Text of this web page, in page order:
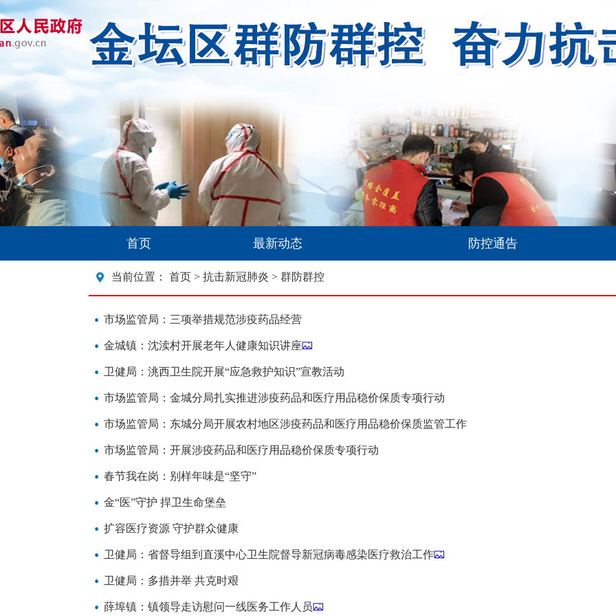
首页 最新动态 防控通告
当前位置： 首页 > 抗击新冠肺炎 > 群防群控
市场监管局：三项举措规范涉疫药品经营
金城镇：沈渎村开展老年人健康知识讲座
卫健局：洮西卫生院开展“应急救护知识”宣教活动
市场监管局：金城分局扎实推进涉疫药品和医疗用品稳价保质专项行动
市场监管局：东城分局开展农村地区涉疫药品和医疗用品稳价保质监管工作
市场监管局：开展涉疫药品和医疗用品稳价保质专项行动
春节我在岗：别样年味是“坚守”
金“医”守护 捍卫生命堡垒
扩容医疗资源 守护群众健康
卫健局：省督导组到直溪中心卫生院督导新冠病毒感染医疗救治工作
卫健局：多措并举 共克时艰
薛埠镇：镇领导走访慰问一线医务工作人员